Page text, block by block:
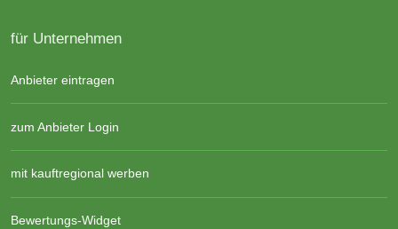
für Unternehmen
Anbieter eintragen
zum Anbieter Login
mit kauftregional werben
Bewertungs-Widget